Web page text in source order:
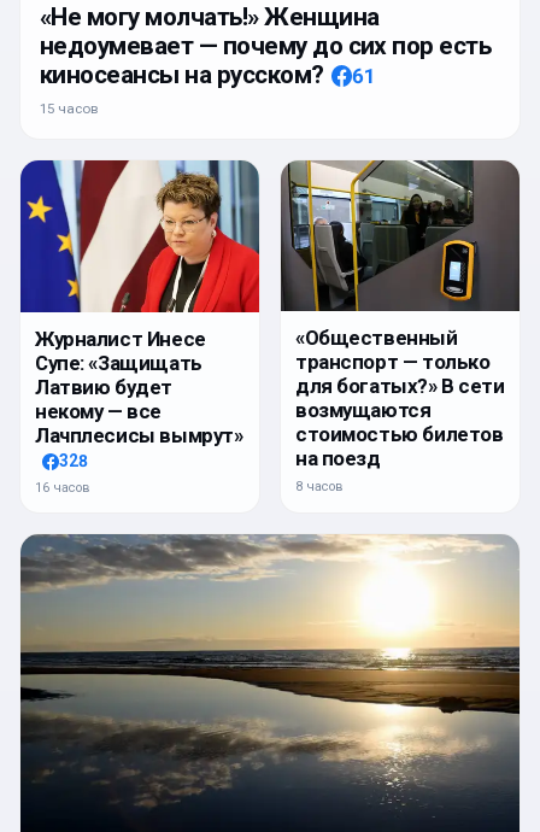
«Не могу молчать!» Женщина
недоумевает — почему до сих пор есть
киносеансы на русском?
61
15 часов
Журналист Инесе
Супе: «Защищать
Латвию будет
некому — все
Лачплесисы вымрут»
328
16 часов
«Общественный
транспорт — только
для богатых?» В сети
возмущаются
стоимостью билетов
на поезд
8 часов